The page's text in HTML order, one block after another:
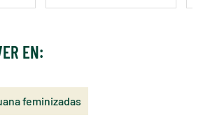
EN:
feminizadas